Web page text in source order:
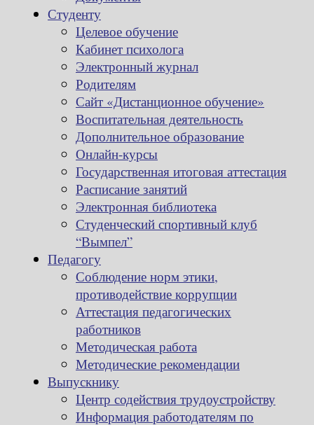
Студенту
Целевое обучение
Кабинет психолога
Электронный журнал
Родителям
Сайт «Дистанционное обучение»
Воспитательная деятельность
Дополнительное образование
Онлайн-курсы
Государственная итоговая аттестация
Расписание занятий
Электронная библиотека
Студенческий спортивный клуб
“Вымпел”
Педагогу
Соблюдение норм этики,
противодействие коррупции
Аттестация педагогических
работников
Методическая работа
Методические рекомендации
Выпускнику
Центр содействия трудоустройству
Информация работодателям по